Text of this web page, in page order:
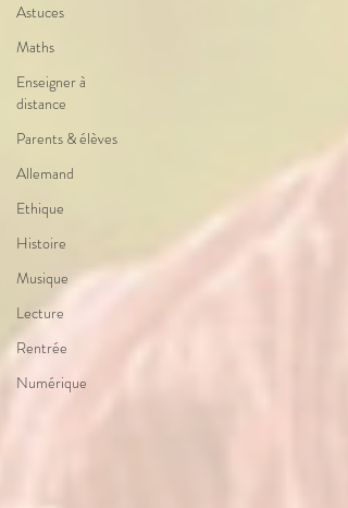
Astuces
Maths
Enseigner à
distance
Parents & élèves
Allemand
Ethique
Histoire
Musique
Lecture
Rentrée
Numérique